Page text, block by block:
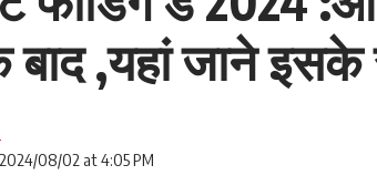
,यहां जाने
08/02 at 4:05 PM